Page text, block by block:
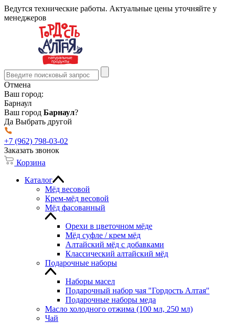
Ведутся технические работы. Актуальные цены уточняйте у
менеджеров
Отмена
Ваш город:
Барнаул
Ваш город Барнаул?
Да Выбрать другой
+7 (962) 798-03-02
Заказать звонок
Корзина
Каталог
Мёд весовой
Крем-мёд весовой
Мёд фасованный
Орехи в цветочном мёде
Мёд суфле / крем мёд
Алтайский мёд с добавками
Классический алтайский мёд
Подарочные наборы
Наборы масел
Подарочный набор чая "Гордость Алтая"
Подарочные наборы меда
Масло холодного отжима (100 мл, 250 мл)
Чай